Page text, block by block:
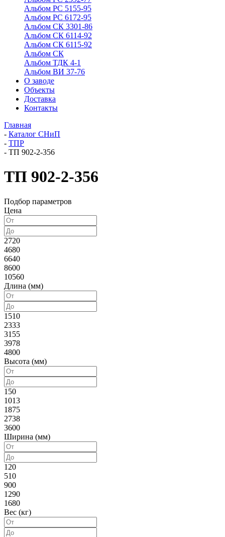
Альбом РС 5155-95
Альбом РС 6172-95
Альбом СК 3301-86
Альбом СК 6114-92
Альбом СК 6115-92
Альбом СК
Альбом ТДК 4-1
Альбом ВИ 37-76
О заводе
Объекты
Доставка
Контакты
Главная
- Каталог СНиП
- ТПР
- ТП 902-2-356
ТП 902-2-356
Подбор параметров
Цена
2720
4680
6640
8600
10560
Длина (мм)
1510
2333
3155
3978
4800
Высота (мм)
150
1013
1875
2738
3600
Ширина (мм)
120
510
900
1290
1680
Вес (кг)